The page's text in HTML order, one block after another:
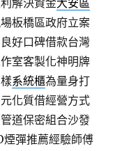
解決資金大安區
板橋區政府立案
好口碑借款台灣
室客製化神明牌
系統櫃為量身打
化質借經營方式
道保密組合沙發
煙彈推薦經驗師傅